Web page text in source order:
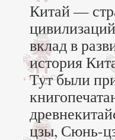
Китай —
вклад в
история
Тут были
цзы, Сюнь-